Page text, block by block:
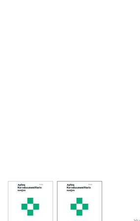
View larger imageView larger image